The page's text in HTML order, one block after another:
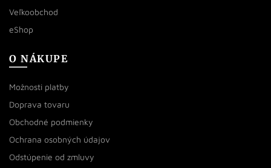
Veľkoobchod
eShop
O NÁKUPE
Možnosti platby
Doprava tovaru
Obchodné podmienky
Ochrana osobných údajov
Odstúpenie od zmluvy